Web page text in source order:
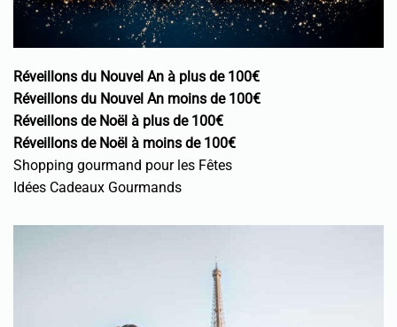
Réveillons du Nouvel An à plus de 100€
Réveillons du Nouvel An moins de 100€
Réveillons de Noël à plus de 100€
Réveillons de Noël à moins de 100€
Shopping gourmand pour les Fêtes
Idées Cadeaux Gourmands